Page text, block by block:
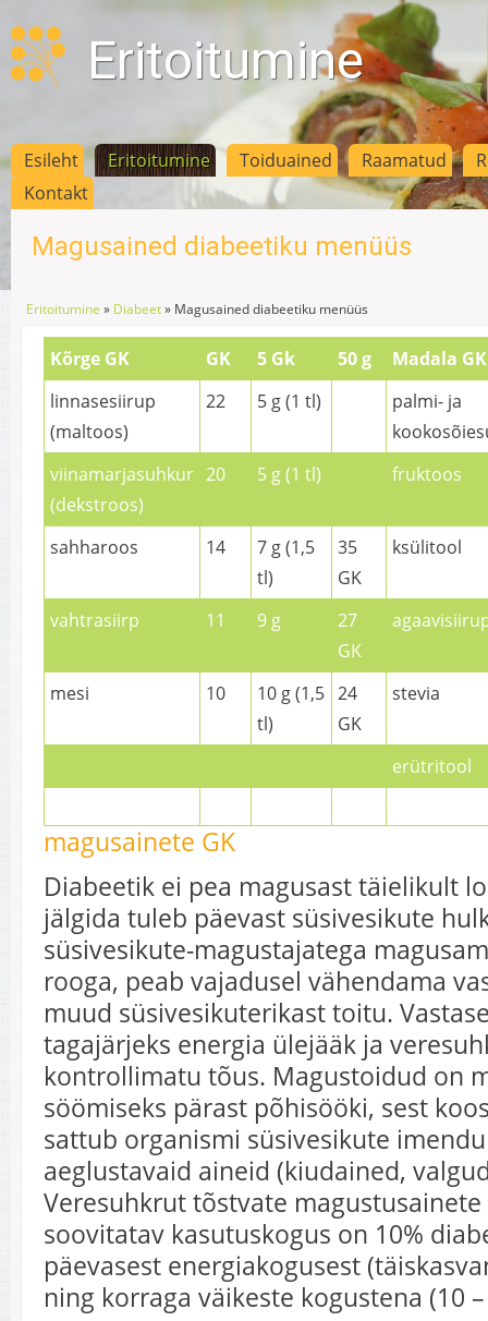
Eritoitumine
Esileht Eritoitumine Toiduained Raamatud
Kontakt
Magusained diabeetiku menüüs
Eritoitumine » Diabeet» Magusained diabeetiku menüüs
Kõrge GK GK 5 Gk 50 g
Madala GK
linnasesiirup
(maltoos)
22 5 g (1 tl)
palmi- ja
viinamarjasuhkur
(dekstroos)
20 5 g (1 tl) fruktoos
sahharoos 14
7 g (1,5
tl)
35
GK
ksülitool
vahtrasiirp 11 9 g
27
GK
mesi 10
10 g (1,5
tl)
24
GK
stevia
erütritool
magusainete GK
Diabeetik ei pea magusast täielikult
jälgida tuleb päevast süsivesikute
süsivesikute-magustajatega
rooga, peab vajadusel vähendama
muud süsivesikuterikast toitu.
tagajärjeks energia ülejääk ja
kontrollimatu tõus. Magustoidud on
söömiseks pärast põhisööki, sest
sattub organismi süsivesikute
aeglustavaid aineid (kiudained,
Veresuhkrut tõstvate
soovitatav kasutuskogus on 10%
päevasest energiakogusest
ning korraga väikeste kogustena (10